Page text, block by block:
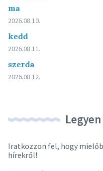
ma
2026.08.10.
kedd
2026.08.11.
szerda
2026.08.12.
Iratkozzon fel, hogy
hírekről!